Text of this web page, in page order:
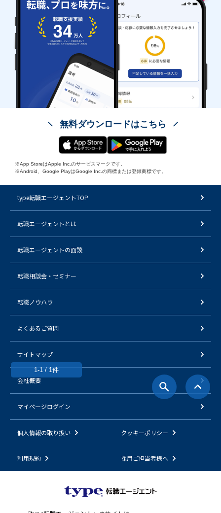
1-1 / 1件
無料ダウンロードはこちら
※App StoreはApple Inc.のサービスマークです。
※Android、Google PlayはGoogle Inc.の商標または登録商標です。
type転職エージェントTOP
転職エージェントとは
転職エージェントの面談
転職相談会・セミナー
転職ノウハウ
よくあるご質問
サイトマップ
会社概要
マイページログイン
個人情報の取り扱い クッキーポリシー
利用規約 採用ご担当者様へ